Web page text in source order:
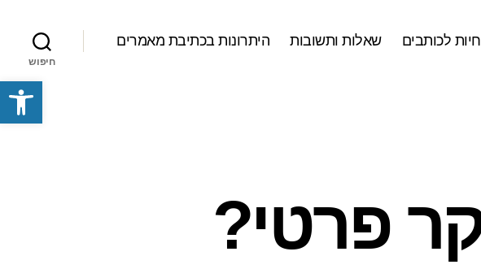
פתח סרגל נגישות
לכותבים שאלות ותשובות היתרונות בכתיבת מאמרים
חיפוש
פרטי?